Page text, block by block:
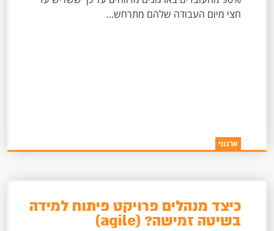
חצי מיום העבודה שלהם מתרחש...
ארגוני
כיצד מנהלים פרויקט פיתוח למידה
בשיטה זמישה? (agile)